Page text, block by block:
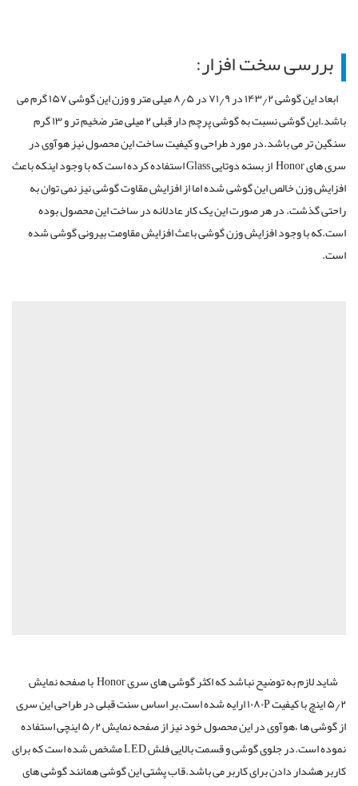
بررسی سخت افزار:
ابعاد این گوشی ۱۴۳٫۲ در ۷۱٫۹ در ۸٫۵ میلی متر و وزن این گوشی ۱۵۷ گرم می
باشد.این گوشی نسبت به گوشی پرچم دار قبلی ۲ میلی متر ضخیم تر و ۱۳ گرم
سنگین تر می باشد.در مورد طراحی و کیفیت ساخت این محصول نیز هوآوی در
سری های Honor از بسته دوتایی Glass استفاده کرده است که با وجود اینکه باعث
افزایش وزن خالص این گوشی شده اما از افزایش مقاوت گوشی نیز نمی توان به
راحتی گذشت. در هر صورت این یک کار عادلانه در ساخت این محصول بوده
است.که با وجود افزایش وزن گوشی باعث افزایش مقاومت بیرونی گوشی شده
است.
شاید لازم به توضیح نباشد که اکثر گوشی های سری Honor با صفحه نمایش
۵٫۲ اینچ با کیفیت ۱۰۸۰P ارایه شده است.بر اساس سنت قبلی در طراحی این سری
از گوشی ها ،هوآوی در این محصول خود نیز از صفحه نمایش ۵٫۲ اینچی استفاده
نموده است.در جلوی گوشی و قسمت بالایی فلش LED مشخص شده است که برای
کاربر هشدار دادن برای کاربر می باشد.قاب پشتی این گوشی همانند گوشی های